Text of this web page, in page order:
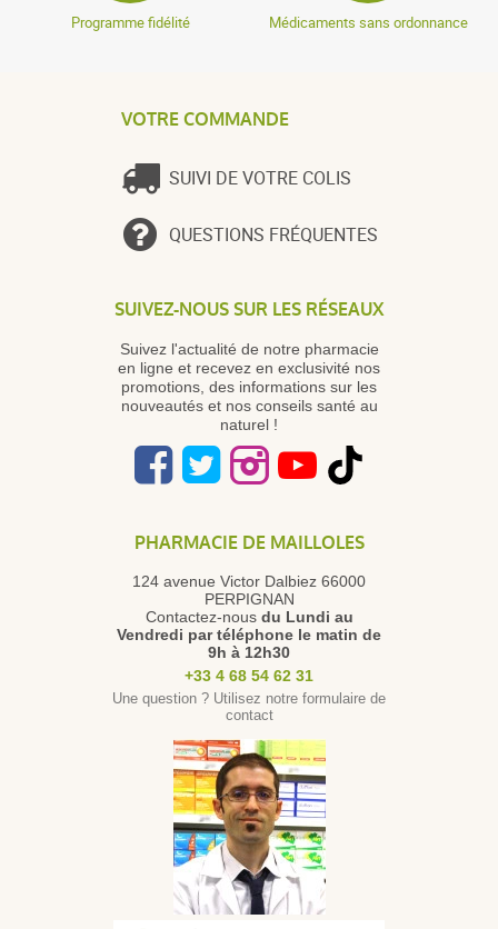
Programme fidélité Médicaments sans ordonnance
VOTRE COMMANDE
SUIVI DE VOTRE COLIS
QUESTIONS FRÉQUENTES
SUIVEZ-NOUS SUR LES RÉSEAUX
Suivez l'actualité de notre pharmacie
en ligne et recevez en exclusivité nos
promotions, des informations sur les
nouveautés et nos conseils santé au
naturel !
PHARMACIE DE MAILLOLES
124 avenue Victor Dalbiez 66000
PERPIGNAN
Contactez-nous du Lundi au
Vendredi par téléphone le matin de
9h à 12h30
+33 4 68 54 62 31
Une question ? Utilisez notre formulaire de
contact